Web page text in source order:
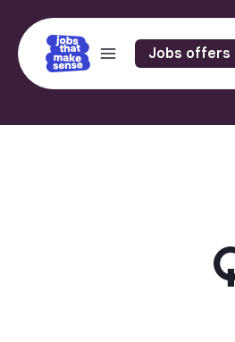
Jobs offers